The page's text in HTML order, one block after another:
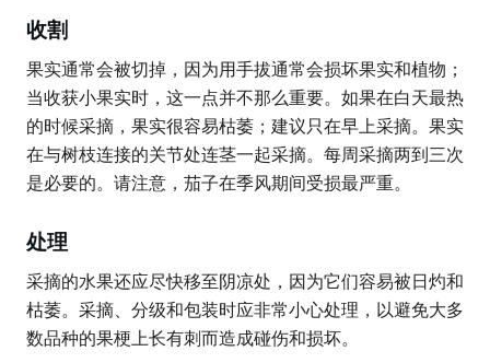
收割
果实通常会被切掉，因为用手拔通常会损坏果实和植物；
当收获小果实时，这一点并不那么重要。如果在白天最热
的时候采摘，果实很容易枯萎；建议只在早上采摘。果实
在与树枝连接的关节处连茎一起采摘。每周采摘两到三次
是必要的。请注意，茄子在季风期间受损最严重。
处理
采摘的水果还应尽快移至阴凉处，因为它们容易被日灼和
枯萎。采摘、分级和包装时应非常小心处理，以避免大多
数品种的果梗上长有刺而造成碰伤和损坏。